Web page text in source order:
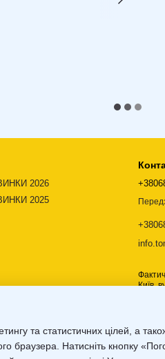
2026
2025
Київ,
та статистичних цілей, а
браузера. Натисніть кнопку